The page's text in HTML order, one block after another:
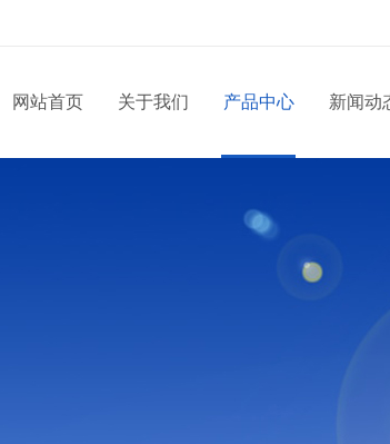
网站首页 关于我们 产品中心 新闻动